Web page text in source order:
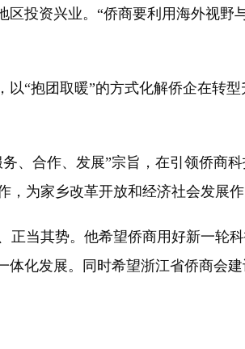
投资兴业。“侨商要利用海外视野
“抱团取暖”的方式化解侨企在转型
合作、发展”宗旨，在引领侨商
为家乡改革开放和经济社会发展作
当其势。他希望侨商用好新一轮
化发展。同时希望浙江省侨商会